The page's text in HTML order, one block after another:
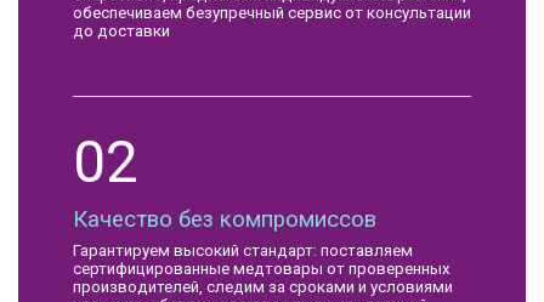
обеспечиваем безупречный сервис от консультации
до доставки
02
Качество без компромиссов
Гарантируем высокий стандарт: поставляем
сертифицированные медтовары от проверенных
производителей, следим за сроками и условиями